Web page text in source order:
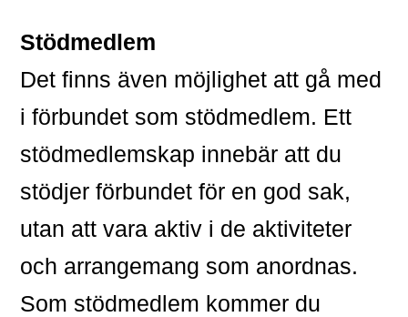
Stödmedlem
Det finns även möjlighet att gå med
i förbundet som stödmedlem. Ett
stödmedlemskap innebär att du
stödjer förbundet för en god sak,
utan att vara aktiv i de aktiviteter
och arrangemang som anordnas.
Som stödmedlem kommer du